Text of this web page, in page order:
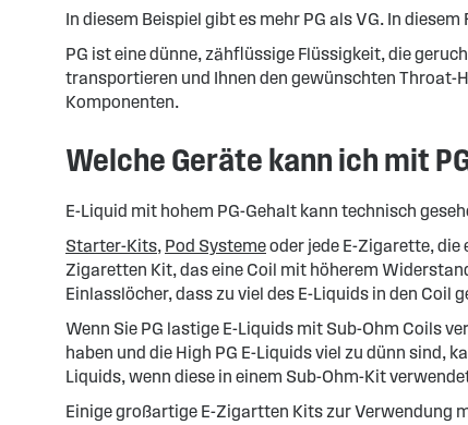
In diesem Beispiel gibt es mehr PG als VG. In
PG ist eine dünne, zähflüssige Flüssigkeit, die
transportieren und Ihnen den gewünschten Throat-
Komponenten.
Welche Geräte kann ich mit
E-Liquid mit hohem PG-Gehalt kann technisch
Starter-Kits, Pod Systemeoder jede E-Zigarette,
Zigaretten Kit, das eine Coil mit höherem
Einlasslöcher, dass zu viel des E-Liquids in den Coil
Wenn Sie PG lastige E-Liquids mit Sub-Ohm Coils
haben und die High PG E-Liquids viel zu dünn sind,
Liquids, wenn diese in einem Sub-Ohm-Kit
Einige großartige E-Zigartten Kits zur Verwendung